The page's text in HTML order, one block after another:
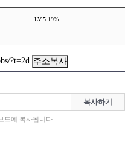
LV.5 19%
?t=2d 주소복사
복사하기
드에 복사됩니다.